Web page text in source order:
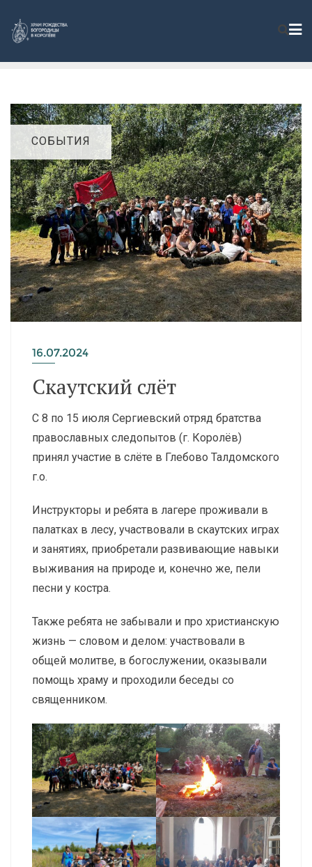
СОБЫТИЯ
16.07.2024
Скаутский слёт
С 8 по 15 июля Сергиевский отряд братства
православных следопытов (г. Королёв)
принял участие в слёте в Глебово Талдомского
г.о.
Инструкторы и ребята в лагере проживали в
палатках в лесу, участвовали в скаутских играх
и занятиях, приобретали развивающие навыки
выживания на природе и, конечно же, пели
песни у костра.
Также ребята не забывали и про христианскую
жизнь — словом и делом: участвовали в
общей молитве, в богослужении, оказывали
помощь храму и проходили беседы со
священником.